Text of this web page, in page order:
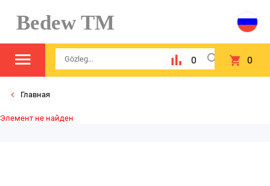
Bedew TM
0 0
Главная
Элемент не найден